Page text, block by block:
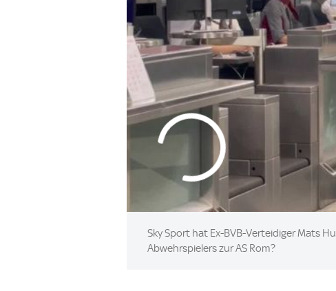
Sky Sport hat Ex-BVB-Verteidiger Mats
Abwehrspielers zur AS Rom?